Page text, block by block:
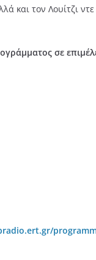
και τον Λουίτζι
σε